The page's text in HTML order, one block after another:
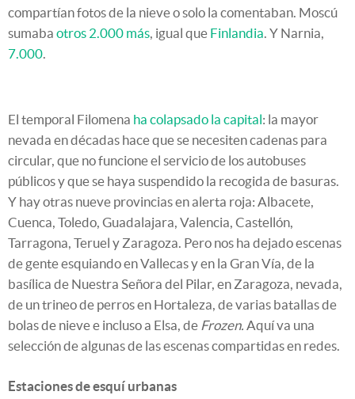
compartían fotos de la nieve o solo la comentaban. Moscú
sumaba otros 2.000 más, igual que Finlandia. Y Narnia,
7.000.
El temporal Filomena ha colapsado la capital: la mayor
nevada en décadas hace que se necesiten cadenas para
circular, que no funcione el servicio de los autobuses
públicos y que se haya suspendido la recogida de basuras.
Y hay otras nueve provincias en alerta roja: Albacete,
Cuenca, Toledo, Guadalajara, Valencia, Castellón,
Tarragona, Teruel y Zaragoza. Pero nos ha dejado escenas
de gente esquiando en Vallecas y en la Gran Vía, de la
basílica de Nuestra Señora del Pilar, en Zaragoza, nevada,
de un trineo de perros en Hortaleza, de varias batallas de
bolas de nieve e incluso a Elsa, de Frozen. Aquí va una
selección de algunas de las escenas compartidas en redes.
Estaciones de esquí urbanas